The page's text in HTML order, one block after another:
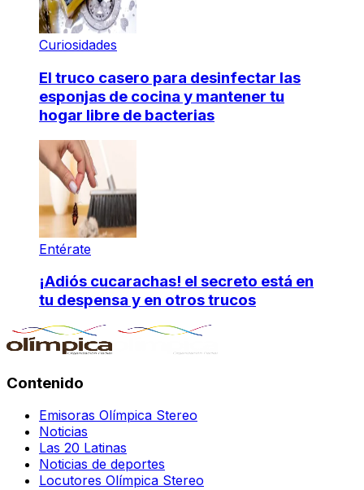
Curiosidades
El truco casero para desinfectar las
esponjas de cocina y mantener tu
hogar libre de bacterias
Entérate
¡Adiós cucarachas! el secreto está en
tu despensa y en otros trucos
Contenido
Emisoras Olímpica Stereo
Noticias
Las 20 Latinas
Noticias de deportes
Locutores Olímpica Stereo